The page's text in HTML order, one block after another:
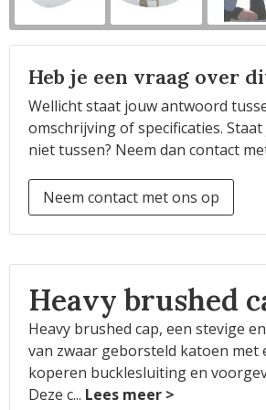
Heb je een vraag over
Wellicht staat jouw antwoord
omschrijving of specificaties.
niet tussen? Neem dan contact
Neem contact met ons op
Heavy brushed
Heavy brushed cap, een stevige
van zwaar geborsteld katoen met
koperen bucklesluiting en
Deze c...